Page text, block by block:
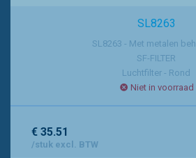
SL8263
SL8263 - Met metalen
SF-FILTER
Luchtfilter - Rond
Niet in voorraad
€ 35.51
/stuk excl. BTW